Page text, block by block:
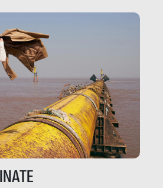
questo reportage vediamo